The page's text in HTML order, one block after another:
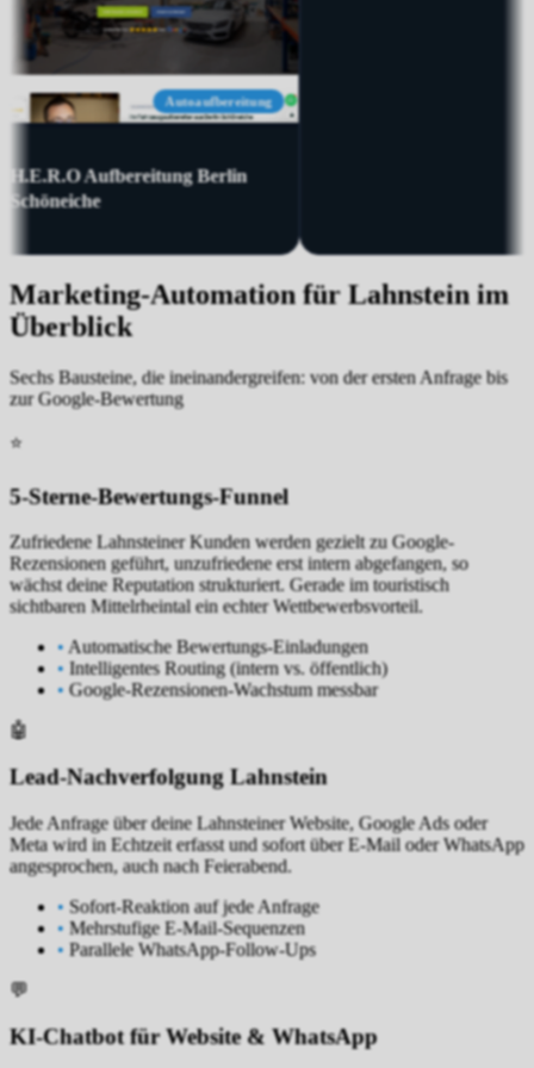
Dachdeckermeister Hornus
Marketing-Automation für Lahnstein im
Überblick
Sechs Bausteine, die ineinandergreifen: von der ersten Anfrage bis
zur Google-Bewertung
⭐
5-Sterne-Bewertungs-Funnel
Zufriedene Lahnsteiner Kunden werden gezielt zu Google-
Rezensionen geführt, unzufriedene erst intern abgefangen, so
wächst deine Reputation strukturiert. Gerade im touristisch
sichtbaren Mittelrheintal ein echter Wettbewerbsvorteil.
•Automatische Bewertungs-Einladungen
• Intelligentes Routing (intern vs. öffentlich)
•Google-Rezensionen-Wachstum messbar
🤖
Lead-Nachverfolgung Lahnstein
Jede Anfrage über deine Lahnsteiner Website, Google Ads oder
Meta wird in Echtzeit erfasst und sofort über E-Mail oder WhatsApp
angesprochen, auch nach Feierabend.
• Sofort-Reaktion auf jede Anfrage
• Mehrstufige E-Mail-Sequenzen
• Parallele WhatsApp-Follow-Ups
💬
KI-Chatbot für Website & WhatsApp